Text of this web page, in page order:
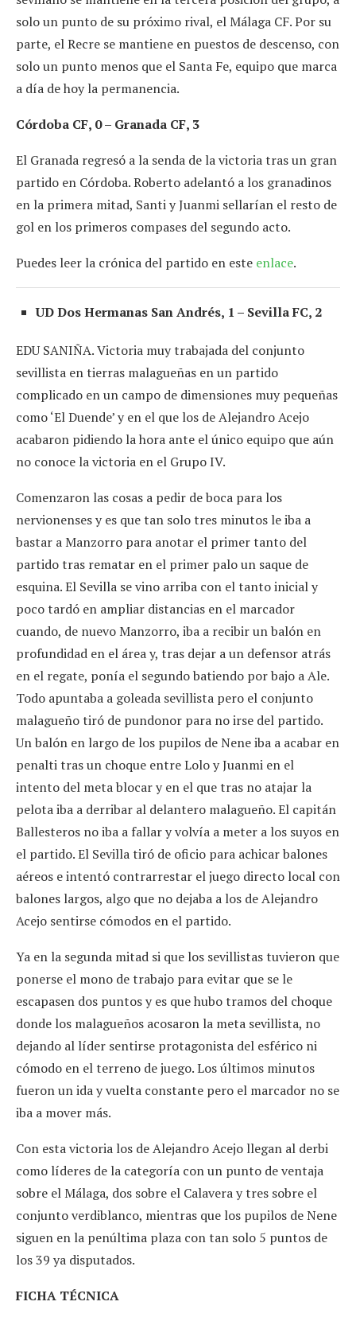
solo un punto de su próximo rival, el Málaga CF. Por su
parte, el Recre se mantiene en puestos de descenso, con
solo un punto menos que el Santa Fe, equipo que marca
a día de hoy la permanencia.
Córdoba CF, 0 – Granada CF, 3
El Granada regresó a la senda de la victoria tras un gran
partido en Córdoba. Roberto adelantó a los granadinos
en la primera mitad, Santi y Juanmi sellarían el resto de
gol en los primeros compases del segundo acto.
Puedes leer la crónica del partido en este enlace.
UD Dos Hermanas San Andrés, 1 – Sevilla FC, 2
EDU SANIÑA. Victoria muy trabajada del conjunto
sevillista en tierras malagueñas en un partido
complicado en un campo de dimensiones muy pequeñas
como ‘El Duende’ y en el que los de Alejandro Acejo
acabaron pidiendo la hora ante el único equipo que aún
no conoce la victoria en el Grupo IV.
Comenzaron las cosas a pedir de boca para los
nervionenses y es que tan solo tres minutos le iba a
bastar a Manzorro para anotar el primer tanto del
partido tras rematar en el primer palo un saque de
esquina. El Sevilla se vino arriba con el tanto inicial y
poco tardó en ampliar distancias en el marcador
cuando, de nuevo Manzorro, iba a recibir un balón en
profundidad en el área y, tras dejar a un defensor atrás
en el regate, ponía el segundo batiendo por bajo a Ale.
Todo apuntaba a goleada sevillista pero el conjunto
malagueño tiró de pundonor para no irse del partido.
Un balón en largo de los pupilos de Nene iba a acabar en
penalti tras un choque entre Lolo y Juanmi en el
intento del meta blocar y en el que tras no atajar la
pelota iba a derribar al delantero malagueño. El capitán
Ballesteros no iba a fallar y volvía a meter a los suyos en
el partido. El Sevilla tiró de oficio para achicar balones
aéreos e intentó contrarrestar el juego directo local con
balones largos, algo que no dejaba a los de Alejandro
Acejo sentirse cómodos en el partido.
Ya en la segunda mitad si que los sevillistas tuvieron que
ponerse el mono de trabajo para evitar que se le
escapasen dos puntos y es que hubo tramos del choque
donde los malagueños acosaron la meta sevillista, no
dejando al líder sentirse protagonista del esférico ni
cómodo en el terreno de juego. Los últimos minutos
fueron un ida y vuelta constante pero el marcador no se
iba a mover más.
Con esta victoria los de Alejandro Acejo llegan al derbi
como líderes de la categoría con un punto de ventaja
sobre el Málaga, dos sobre el Calavera y tres sobre el
conjunto verdiblanco, mientras que los pupilos de Nene
siguen en la penúltima plaza con tan solo 5 puntos de
los 39 ya disputados.
FICHA TÉCNICA